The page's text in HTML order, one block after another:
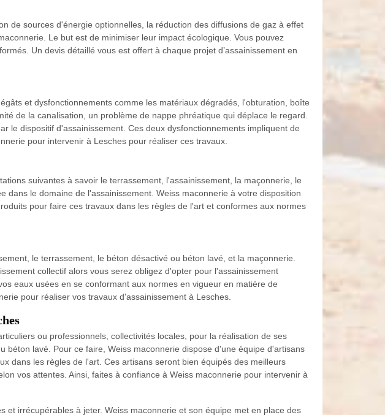
de sources d'énergie optionnelles, la réduction des diffusions de gaz à effet
Le but est de minimiser leur impact écologique. Vous pouvez
Un devis détaillé vous est offert à chaque projet d’assainissement en
et dysfonctionnements comme les matériaux dégradés, l'obturation, boîte
de la canalisation, un problème de nappe phréatique qui déplace le regard.
le dispositif d'assainissement. Ces deux dysfonctionnements impliquent de
pour intervenir à Lesches pour réaliser ces travaux.
suivantes à savoir le terrassement, l'assainissement, la maçonnerie, le
le domaine de l'assainissement. Weiss maconnerie à votre disposition
pour faire ces travaux dans les règles de l'art et conformes aux normes
le terrassement, le béton désactivé ou béton lavé, et la maçonnerie.
collectif alors vous serez obligez d'opter pour l'assainissement
eaux usées en se conformant aux normes en vigueur en matière de
pour réaliser vos travaux d'assainissement à Lesches.
ou professionnels, collectivités locales, pour la réalisation de ses
béton lavé. Pour ce faire, Weiss maconnerie dispose d'une équipe d'artisans
dans les règles de l'art. Ces artisans seront bien équipés des meilleurs
vos attentes. Ainsi, faites à confiance à Weiss maconnerie pour intervenir à
irrécupérables à jeter. Weiss maconnerie et son équipe met en place des